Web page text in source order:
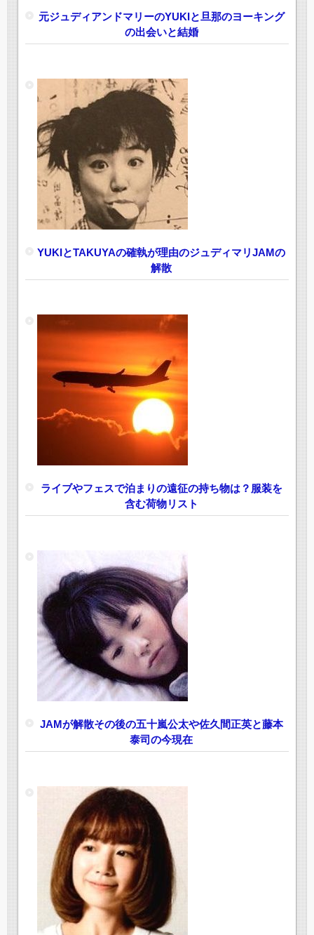
元ジュディアンドマリーのYUKIと旦那のヨーキング
の出会いと結婚
YUKIとTAKUYAの確執が理由のジュディマリJAMの
解散
ライブやフェスで泊まりの遠征の持ち物は？服装を
含む荷物リスト
JAMが解散その後の五十嵐公太や佐久間正英と藤本
泰司の今現在